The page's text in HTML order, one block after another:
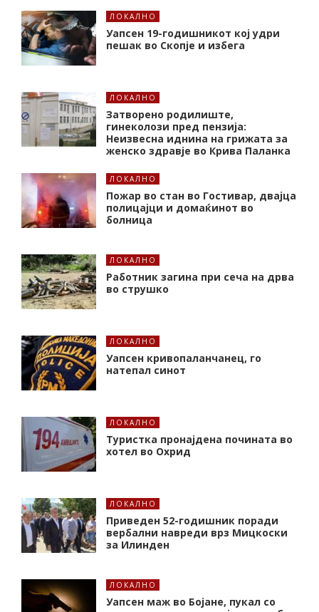
ЛОКАЛНО
Уапсен 19-годишникот кој удри
пешак во Скопје и избега
ЛОКАЛНО
Затворено родилиште,
гинеколози пред пензија:
Неизвесна иднина на грижата за
женско здравје во Крива Паланка
ЛОКАЛНО
Пожар во стан во Гостивар, двајца
полицајци и домаќинот во
болница
ЛОКАЛНО
Работник загина при сеча на дрва
во струшко
ЛОКАЛНО
Уапсен кривопаланчанец, го
натепал синот
ЛОКАЛНО
Туристка пронајдена почината во
хотел во Охрид
ЛОКАЛНО
Приведен 52-годишник поради
вербални навреди врз Мицкоски
за Илинден
ЛОКАЛНО
Уапсен маж во Бојане, пукал со